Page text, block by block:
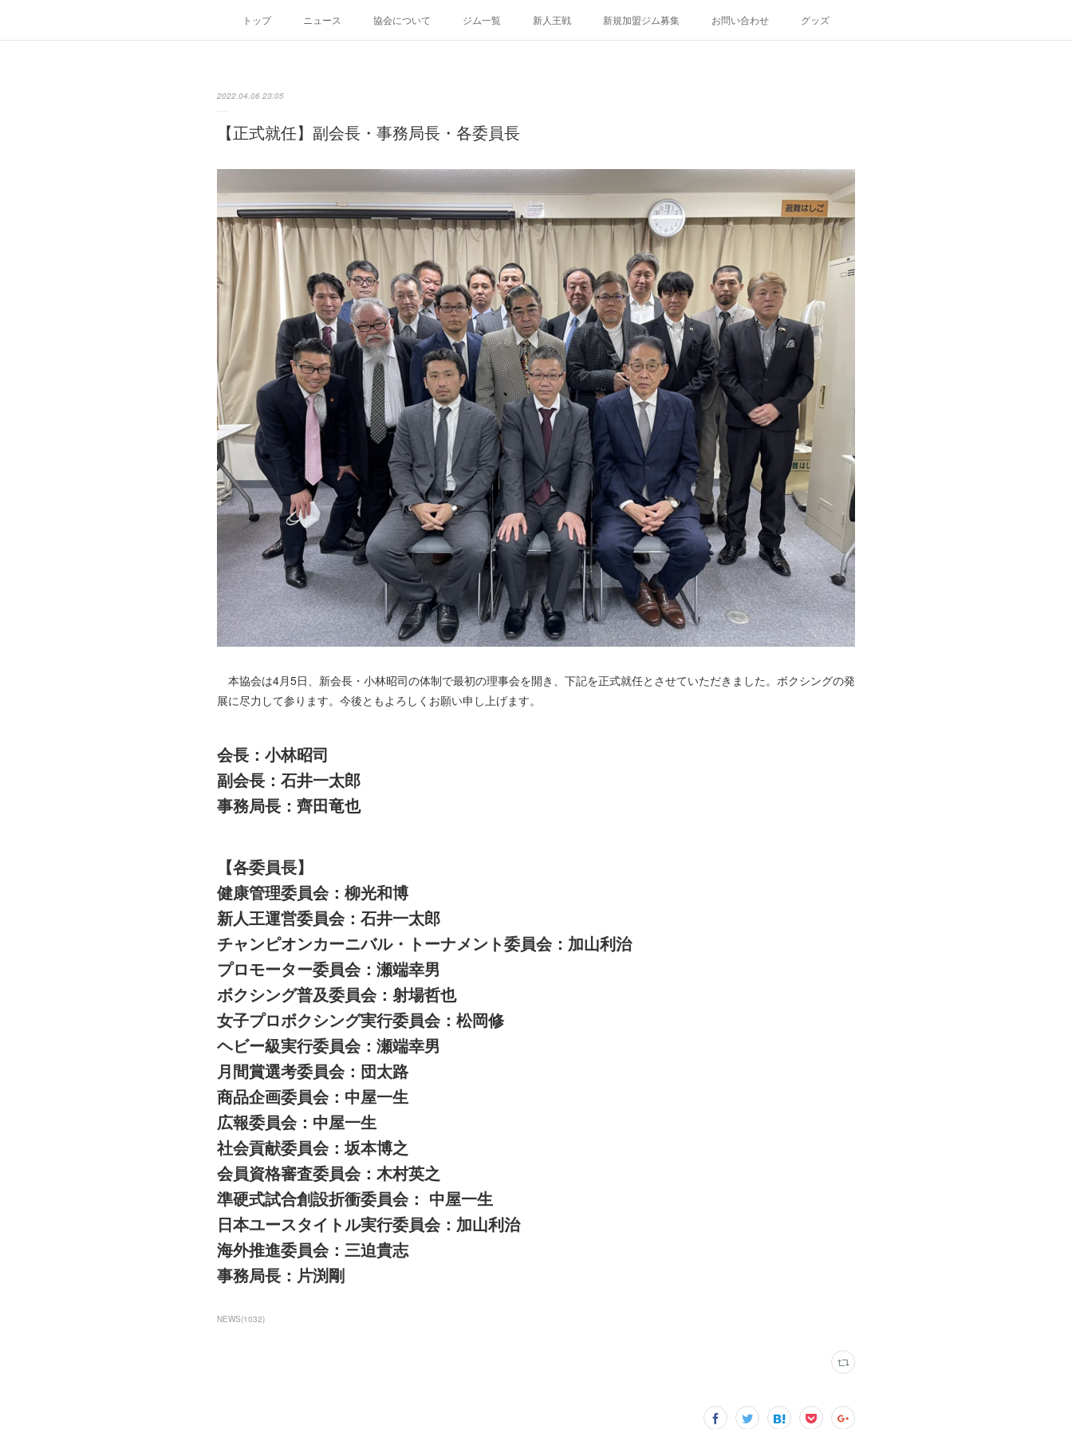
トップ ニュース 協会について ジム一覧 新人王戦 新規加盟ジム募集 お問い合わせ グッズ
2022.04.06 23:05
【正式就任】副会長・事務局長・各委員長
本協会は4月5日、新会長・小林昭司の体制で最初の理事会を開き、下記を正式就任とさせていただきました。ボクシングの発
展に尽力して参ります。今後ともよろしくお願い申し上げます。
会長：小林昭司
副会長：石井一太郎
事務局長：齊田竜也
【各委員長】
健康管理委員会：柳光和博
新人王運営委員会：石井一太郎
チャンピオンカーニバル・トーナメント委員会：加山利治
プロモーター委員会：瀬端幸男
ボクシング普及委員会：射場哲也
女子プロボクシング実行委員会：松岡修
ヘビー級実行委員会：瀬端幸男
月間賞選考委員会：団太路
商品企画委員会：中屋一生
広報委員会：中屋一生
社会貢献委員会：坂本博之
会員資格審査委員会：木村英之
準硬式試合創設折衝委員会： 中屋一生
日本ユースタイトル実行委員会：加山利治
海外推進委員会：三迫貴志
事務局長：片渕剛
NEWS(1032)